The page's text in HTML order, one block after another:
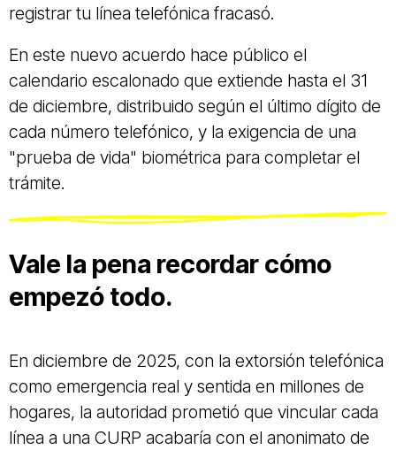
registrar tu línea telefónica fracasó.
En este nuevo acuerdo hace público el
calendario escalonado que extiende hasta el 31
de diciembre, distribuido según el último dígito de
cada número telefónico, y la exigencia de una
"prueba de vida" biométrica para completar el
trámite.
Vale la pena recordar cómo
empezó todo.
En diciembre de 2025, con la extorsión telefónica
como emergencia real y sentida en millones de
hogares, la autoridad prometió que vincular cada
línea a una CURP acabaría con el anonimato de